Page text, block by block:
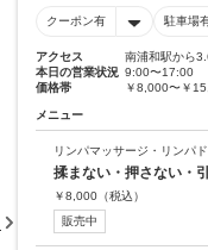
クーポン有 駐車場
アクセス
南浦和駅から
本日の営業状況 9:00〜17:00
価格帯
￥8,000〜￥
メニュー
リンパマッサージ・リンパ
揉まない・押さない・
￥8,000 （税込）
販売中